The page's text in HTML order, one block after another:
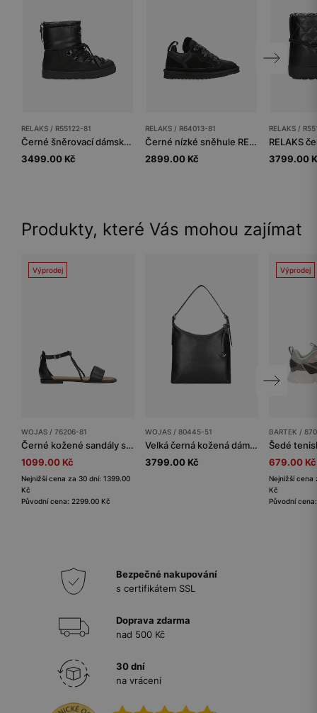
RELAKS / R55122-81
Černé šněrovací dámské sněhule RELAKS
3499.00 Kč
RELAKS / R64013-81
Černé nízké sněhule RELAKS s kožešinou
2899.00 Kč
RELAKS /
3799.00
Produkty, které Vás mohou zajímat
Výprodej
WOJAS / 76206-81
Černé kožené sandály s pletenými řemínky
1099.00 Kč
Nejnižší cena za 30 dní: 1399.00
Kč
Původní cena: 2299.00 Kč
WOJAS / 80445-51
Velká černá kožená dámská kabelka
3799.00 Kč
Výprodej
BARTEK /
679.00 Kč
Nejnižší cena
Kč
Původní
Bezpečné nakupování
s certifikátem SSL
Doprava zdarma
nad 500 Kč
30 dní
na vrácení